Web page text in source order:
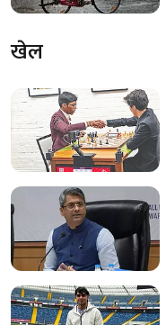
खेल